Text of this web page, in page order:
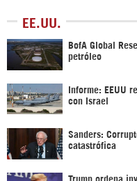
EE.UU.
BofA Global
petróleo
Informe: EEUU
con Israel
Sanders:
catastrófica
Trump ordena